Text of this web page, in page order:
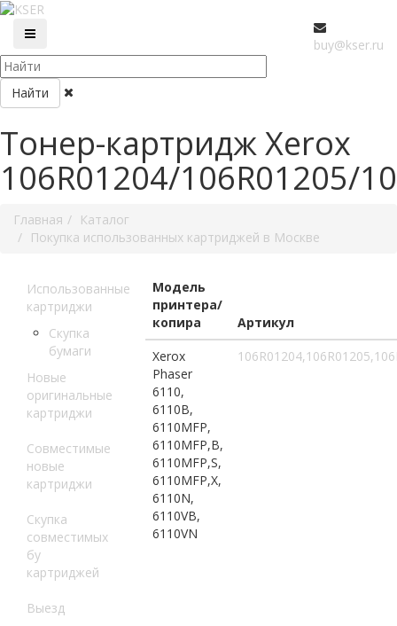
buy@kser.ru
Найти
Тонер-картридж Xerox
106R01204/106R01205/
Главная
Каталог
Покупка использованных картриджей в Москве
Использованные
картриджи
Скупка
бумаги
Новые
оригинальные
картриджи
Совместимые
новые
картриджи
Скупка
совместимых
бу
картриджей
Выезд
Модель
принтера/
копира
Артикул
Xerox
Phaser
6110,
6110B,
6110MFP,
6110MFP,B,
6110MFP,S,
6110MFP,X,
6110N,
6110VB,
6110VN